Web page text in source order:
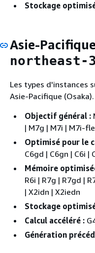
Stockage
Asie-
northeast-3
Les types d'instances
Asie-Pacifique (Osaka).
Objectif général :
| M7g | M7i | M7i-
Optimisé pour le
C6gd | C6gn | C6i |
Mémoire
R6i | R7g | R7gd |
| X2idn | X2iedn
Stockage
Calcul accéléré :
Génération